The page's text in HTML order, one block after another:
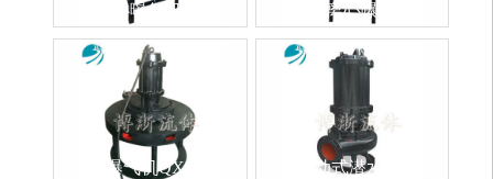
潜水离心曝气机
潜水曝气机QXB4-50 QW移动式潜水排污泵